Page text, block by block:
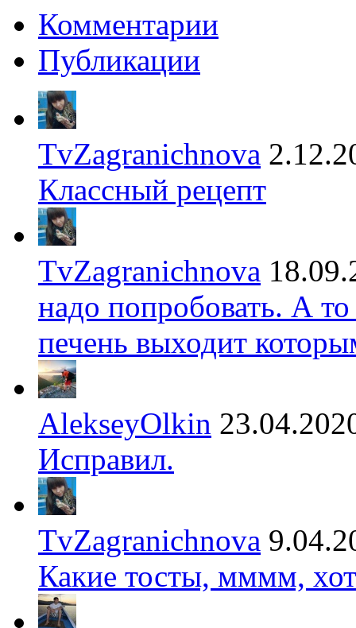
Комментарии
Публикации
TvZagranichnova
Классный рецепт
TvZagranichnova
надо попробовать. А
печень выходит
AlekseyOlkin
Исправил.
TvZagranichnova
Какие тосты, мммм,